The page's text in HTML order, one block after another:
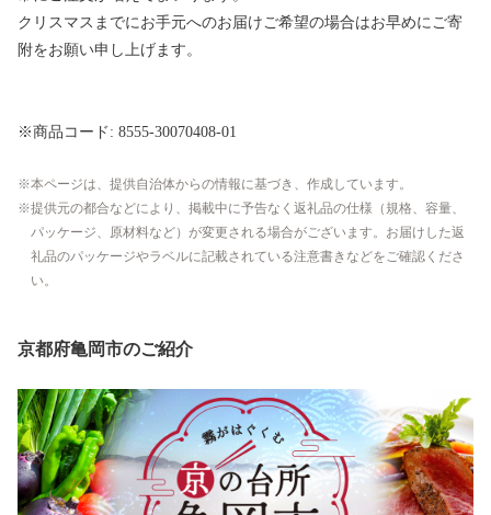
クリスマスまでにお手元へのお届けご希望の場合はお早めにご寄
附をお願い申し上げます。
※商品コード: 8555-30070408-01
本ページは、提供自治体からの情報に基づき、作成しています。
提供元の都合などにより、掲載中に予告なく返礼品の仕様（規格、容量、
パッケージ、原材料など）が変更される場合がございます。お届けした返
礼品のパッケージやラベルに記載されている注意書きなどをご確認くださ
い。
京都府亀岡市のご紹介